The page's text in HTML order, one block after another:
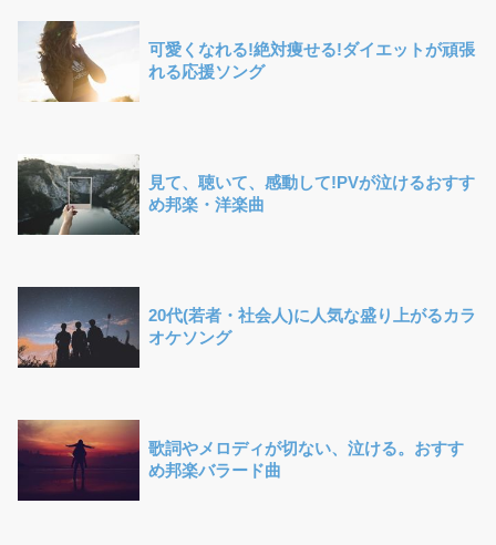
可愛くなれる!絶対痩せる!ダイエットが頑張
れる応援ソング
見て、聴いて、感動して!PVが泣けるおすす
め邦楽・洋楽曲
20代(若者・社会人)に人気な盛り上がるカラ
オケソング
歌詞やメロディが切ない、泣ける。おすす
め邦楽バラード曲